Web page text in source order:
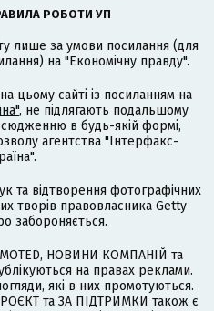
РОБОТИ УП
лише за умови посилання (для
на "Економічну правду".
цьому сайті із посиланням на
, не підлягають подальшому
в будь-якій формі,
агентства "Інтерфакс-
та відтворення фотографічних
творів правовласника Getty
забороняється.
НОВИНИ КОМПАНІЙ та
на правах реклами.
які в них промотуються.
та ЗА ПІДТРИМКИ також є